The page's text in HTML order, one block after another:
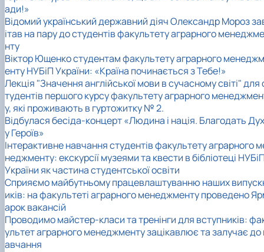
ади!»
Відомий український державний діяч Олександр Мороз
ітав на пару до студентів факультету аграрного менеджме
нту
Віктор Ющенко студентам факультету аграрного менеджм
енту НУБіП України: «Країна починається з Тебе!»
Лекція "Значення англійської мови в сучасному світі" для
тудентів першого курсу факультету аграрного
у, які проживають в гуртожитку № 2.
Відбулася бесіда-концерт «Людина і нація. Благодать Дух
у Героїв»
Інтерактивне навчання студентів факультету аграрного
неджменту: екскурсії музеями та квести в бібліотеці
України як частина студентської освіти
Сприяємо майбутньому працевлаштуванню наших
иків: на факультеті аграрного менеджменту проведено
арок вакансій
Проводимо майстер-класи та тренінги для вступників:
ультет аграрного менеджменту зацікавлює та залучає до
авчання